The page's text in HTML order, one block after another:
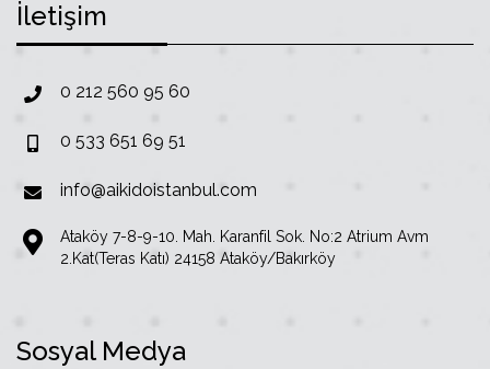
İletişim
0 212 560 95 60
0 533 651 69 51
info@aikidoistanbul.com
Ataköy 7-8-9-10. Mah. Karanfil Sok. No:2 Atrium Avm
2.Kat(Teras Katı) 24158 Ataköy/Bakırköy
Sosyal Medya